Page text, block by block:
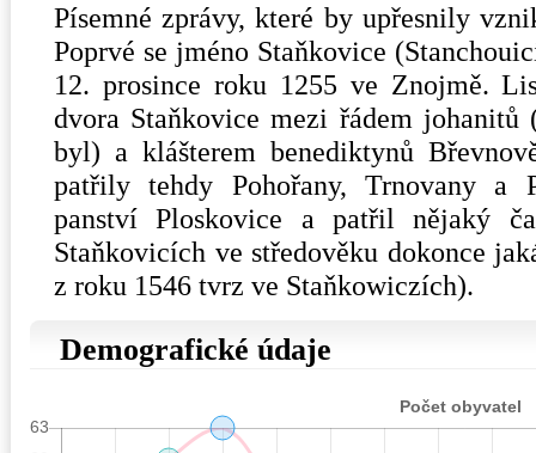
Písemné zprávy, které by upřesnily
Poprvé se jméno Staňkovice
12. prosince roku 1255 ve Znojmě.
dvora Staňkovice mezi řádem
byl) a klášterem benediktynů
patřily tehdy Pohořany, Trnovany a
panství Ploskovice a patřil nějaký
Staňkovicích ve středověku dokonce
z roku 1546 tvrz ve Staňkowiczích).
Demografické údaje